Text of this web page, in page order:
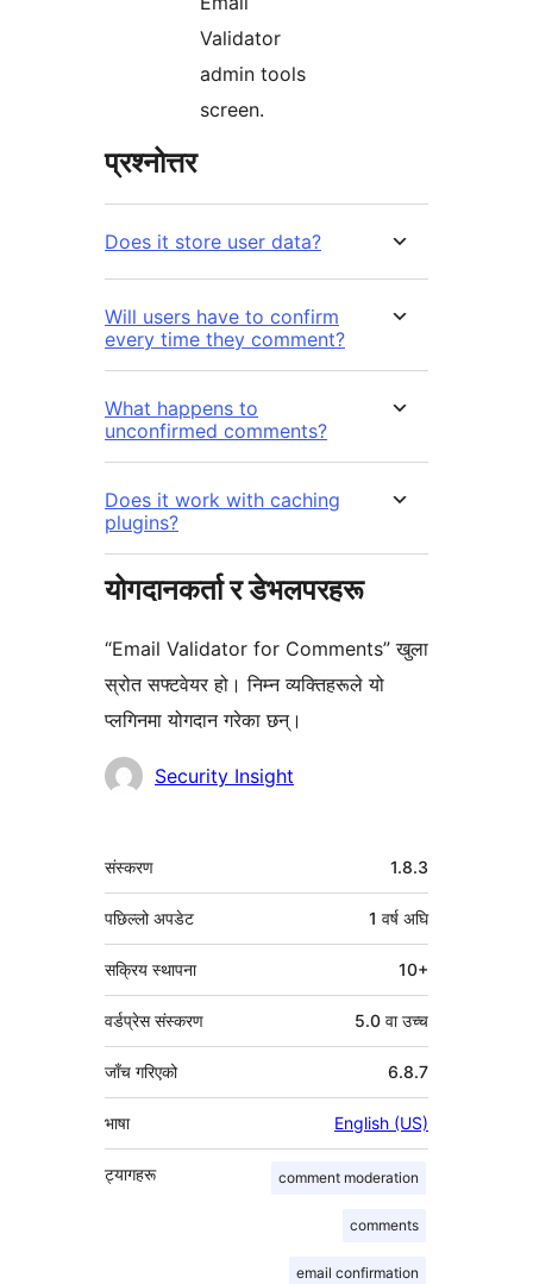
Validator
admin tools
screen.
प्रश्नोत्तर
Does it store user data?
Will users have to confirm
every time they comment?
What happens to
unconfirmed comments?
Does it work with caching
plugins?
योगदानकर्ता र डेभलपरहरू
“Email Validator for Comments” खुला
स्रोत सफ्टवेयर हो। निम्न व्यक्तिहरूले यो
प्लगिनमा योगदान गरेका छन्।
योगदानकर्ताहरूSecurity Insight
मेटा
संस्करण 1.8.3
पछिल्लो अपडेट 1 वर्ष अघि
सक्रिय स्थापना 10+
वर्डप्रेस संस्करण 5.0 वा उच्च
जाँच गरिएको 6.8.7
भाषा English (US)
ट्यागहरू comment moderation
comments
email confirmation